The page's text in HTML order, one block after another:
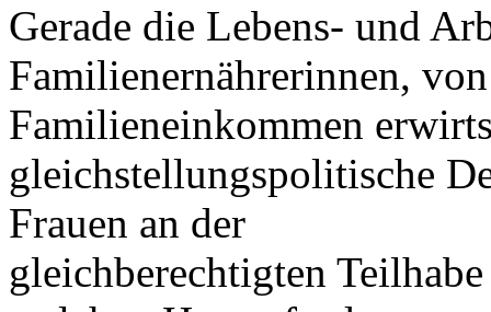
Gerade die Lebens- und
Familienernährerinnen,
Familieneinkommen
gleichstellungspolitische
Frauen an der
gleichberechtigten